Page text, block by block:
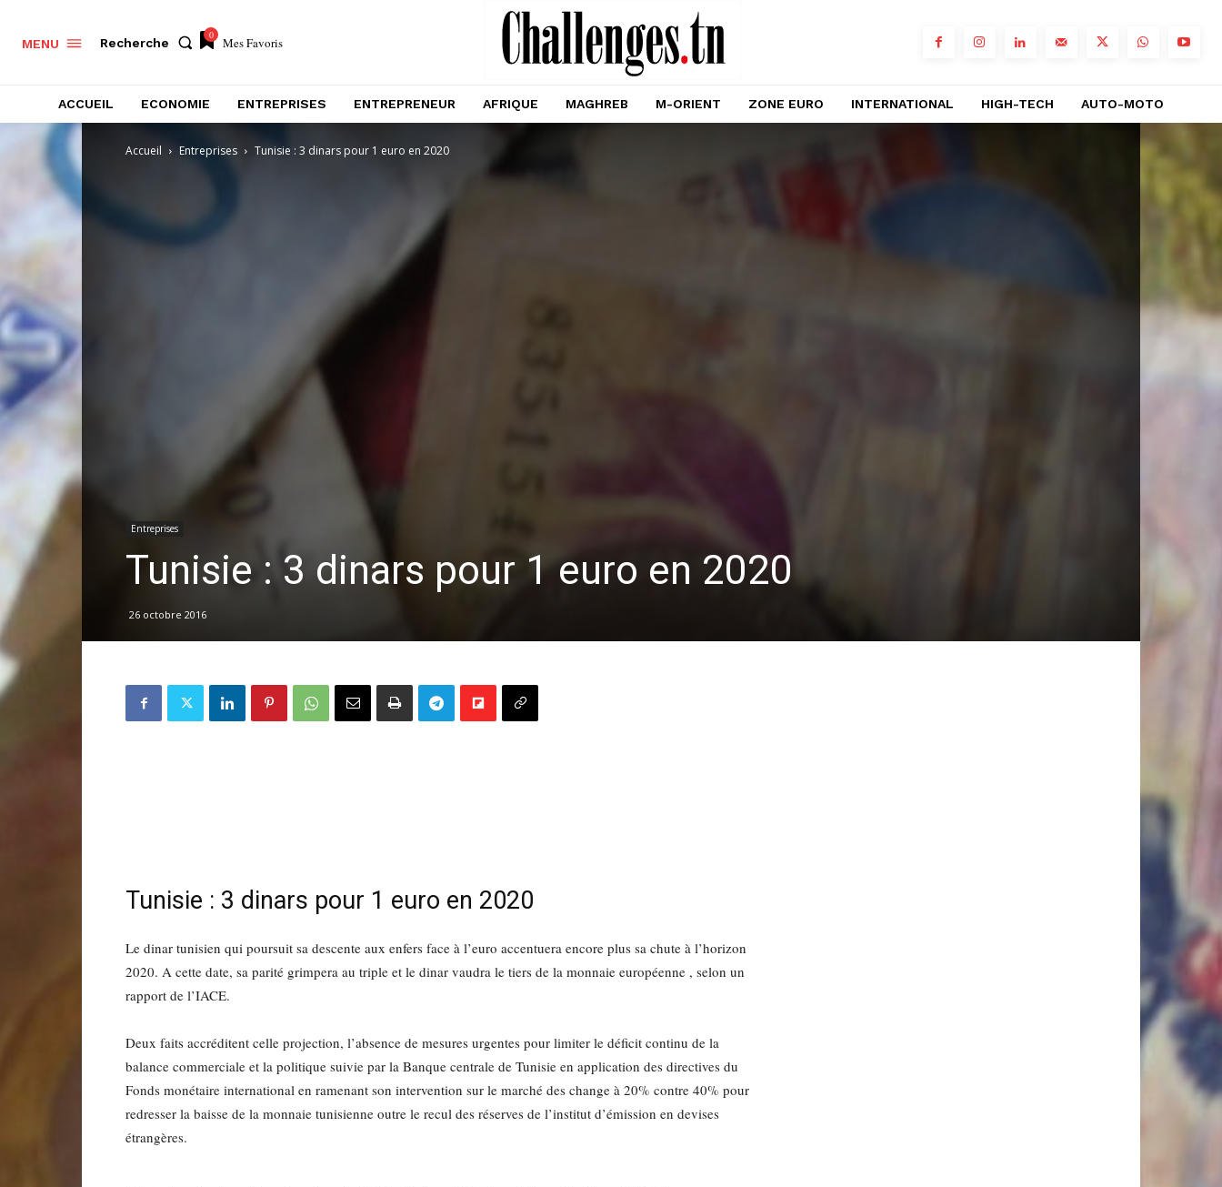
MENU Recherche
0 Mes Favoris
ACCUEIL ECONOMIE ENTREPRISES ENTREPRENEUR AFRIQUE MAGHREB M-ORIENT ZONE EURO INTERNATIONAL HIGH-TECH AUTO-MOTO
Accueil Entreprises Tunisie : 3 dinars pour 1 euro en 2020
Entreprises
Tunisie : 3 dinars pour 1 euro en 2020
26 octobre 2016
Tunisie : 3 dinars pour 1 euro en 2020
Le dinar tunisien qui poursuit sa descente aux enfers face à l’euro accentuera encore plus sa chute à l’horizon
2020. A cette date, sa parité grimpera au triple et le dinar vaudra le tiers de la monnaie européenne , selon un
rapport de l’IACE.
Deux faits accréditent celle projection, l’absence de mesures urgentes pour limiter le déficit continu de la
balance commerciale et la politique suivie par la Banque centrale de Tunisie en application des directives du
Fonds monétaire international en ramenant son intervention sur le marché des change à 20% contre 40% pour
redresser la baisse de la monnaie tunisienne outre le recul des réserves de l’institut d’émission en devises
étrangères.